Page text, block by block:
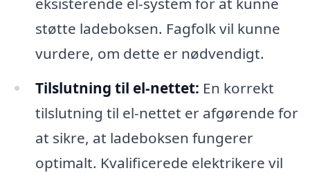
støtte ladeboksen. Fagfolk vil kunne
vurdere, om dette er nødvendigt.
Tilslutning til el-nettet: En korrekt
tilslutning til el-nettet er afgørende for
at sikre, at ladeboksen fungerer
optimalt. Kvalificerede elektrikere vil